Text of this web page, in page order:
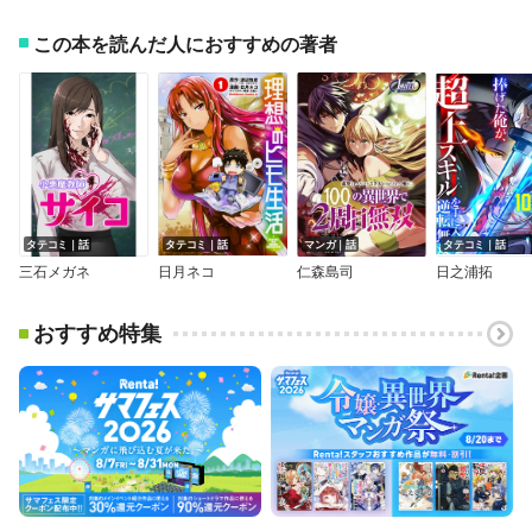
この本を読んだ人におすすめの著者
タテコミ｜話
三石メガネ
タテコミ｜話
日月ネコ
マンガ｜話
仁森島司
タテコミ｜話
日之浦拓
おすすめ特集